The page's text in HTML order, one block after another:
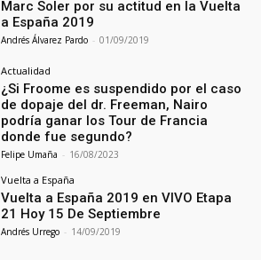
Marc Soler por su actitud en la Vuelta
a España 2019
Andrés Álvarez Pardo - 01/09/2019
Actualidad
¿Si Froome es suspendido por el caso
de dopaje del dr. Freeman, Nairo
podría ganar los Tour de Francia
donde fue segundo?
Felipe Umaña - 16/08/2023
Vuelta a España
Vuelta a España 2019 en VIVO Etapa
21 Hoy 15 De Septiembre
Andrés Urrego - 14/09/2019